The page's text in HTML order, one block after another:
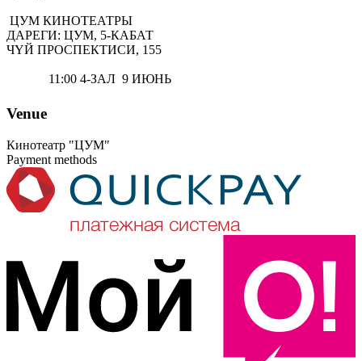
ЦУМ КИНОТЕАТРЫ
ДАРЕГИ: ЦУМ, 5-КАБАТ
ЧҮЙ ПРОСПЕКТИСИ, 155
11:00 4-ЗАЛ 9 ИЮНЬ
ЦУМ КИНОТЕАТРЫ
ДАРЕГИ: ЦУМ, 5-КАБАТ
11:00 4-ЗАЛ 9 ИЮНЬ
Venue
Кинотеатр "ЦУМ"
Payment methods